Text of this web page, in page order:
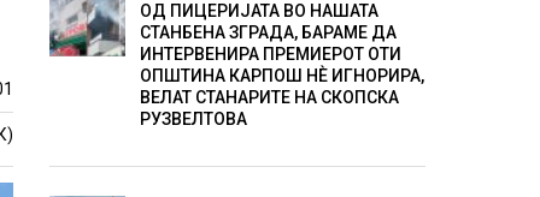
ОД ПИЦЕРИЈАТА ВО НАШАТА
СТАНБЕНА ЗГРАДА, БАРАМЕ ДА
ИНТЕРВЕНИРА ПРЕМИЕРОТ ОТИ
ОПШТИНА КАРПОШ НÈ ИГНОРИРА,
ВЕЛАТ СТАНАРИТЕ НА СКОПСКА
РУЗВЕЛТОВА